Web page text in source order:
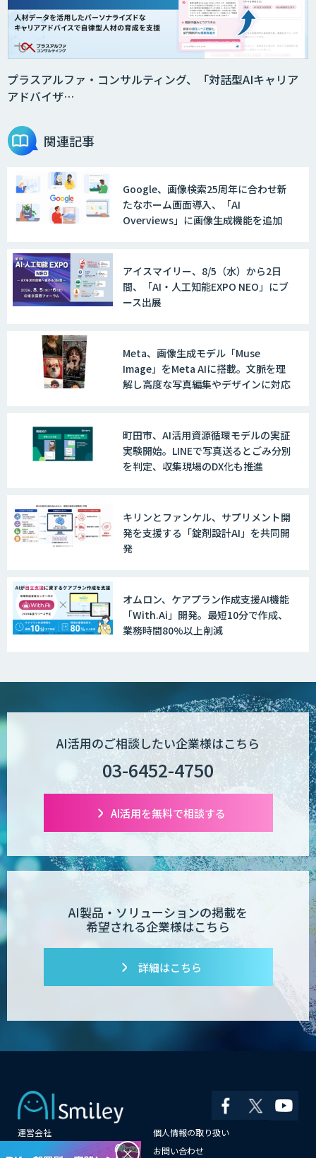
プラスアルファ・コンサルティング、「対話型AIキャリア
アドバイザ…
関連記事
Google、画像検索25周年に合わせ新
たなホーム画面導入、「AI
Overviews」に画像生成機能を追加
アイスマイリー、8/5（水）から2日
間、「AI・人工知能EXPO NEO」にブ
ース出展
Meta、画像生成モデル「Muse
Image」をMeta AIに搭載。文脈を理
解し高度な写真編集やデザインに対応
町田市、AI活用資源循環モデルの実証
実験開始。LINEで写真送るとごみ分別
を判定、収集現場のDX化も推進
キリンとファンケル、サプリメント開
発を支援する「錠剤設計AI」を共同開
発
オムロン、ケアプラン作成支援AI機能
「With.Ai」開発。最短10分で作成、
業務時間80%以上削減
AI活用のご相談したい企業様はこちら
03-6452-4750
AI活用を無料で相談する
AI製品・ソリューションの掲載を
希望される企業様はこちら
詳細はこちら
運営会社
個人情報の取り扱い
お問い合わせ
×